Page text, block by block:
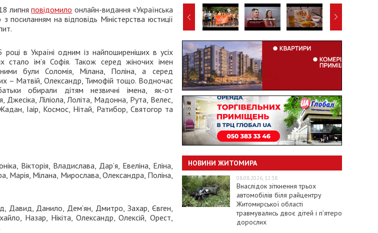
липняповідомило онлайн-видання «Українська
посиланням на відповідь Міністерства юстиції
в Україні одним із найпоширеніших в усіх
стало імʼя Софія. Також серед жіночих імен
були Соломія, Мілана, Поліна, а серед
– Матвій, Олександр, Тимофій тощо. Водночас
обирали дітям незвичні імена, як-от
Джесіка, Ліліола, Лоліта, Мадонна, Рута, Велес,
Іаір, Космос, Нітай, Ратибор, Святогор та
Вікторія, Владислава, Дар’я, Евеліна, Еліна,
Марія, Мілана, Мирослава, Олександра, Поліна,
Давид, Данило, Дем’ян, Дмитро, Захар, Євген,
Назар, Нікіта, Олександр, Олексій, Орест,
НОВИНИ ЖИТОМИРА
08.08.2026, 12:38
Внаслідок зіткнення трьох
автомобілів біля райцентру
Житомирської області
травмувались двоє дітей і пʼятеро
дорослих